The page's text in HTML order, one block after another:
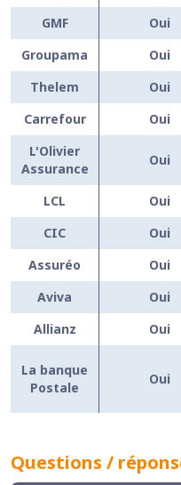
GMF
Oui
Groupama
Oui
Thelem
Oui
Carrefour
Oui
L'Olivier
Assurance
Oui
LCL Oui
CIC
Oui
Assuréo
Oui
Aviva
Oui
Allianz
Oui
La banque
Postale
Oui
Questions /